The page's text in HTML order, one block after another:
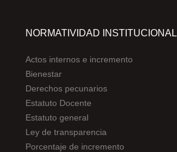
NORMATIVIDAD INSTITUCIONAL
Actos internos e incremento
Bienestar
Derechos pecunarios
Estatuto Docente
Estatuto general
Ley de transparencia
Porcentaje de incremento